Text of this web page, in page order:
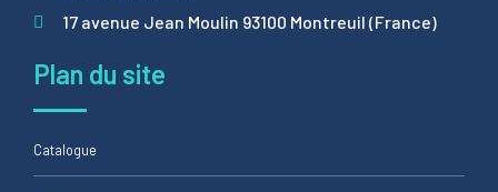
17 avenue Jean Moulin 93100 Montreuil (France)
Plan du site
Catalogue